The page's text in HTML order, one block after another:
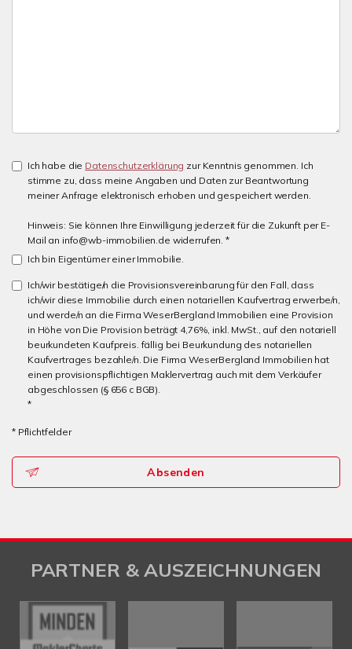
Ich habe die Datenschutzerklärung zur Kenntnis genommen. Ich
stimme zu, dass meine Angaben und Daten zur Beantwortung
meiner Anfrage elektronisch erhoben und gespeichert werden.
Hinweis: Sie können Ihre Einwilligung jederzeit für die Zukunft per E-
Mail an info@wb-immobilien.de widerrufen. *
Ich bin Eigentümer einer Immobilie.
Ich/wir bestätige/n die Provisionsvereinbarung für den Fall, dass
ich/wir diese Immobilie durch einen notariellen Kaufvertrag erwerbe/n,
und werde/n an die Firma WeserBergland Immobilien eine Provision
in Höhe von Die Provision beträgt 4,76%, inkl. MwSt., auf den notariell
beurkundeten Kaufpreis. fällig bei Beurkundung des notariellen
Kaufvertrages bezahle/n. Die Firma WeserBergland Immobilien hat
einen provisionspflichtigen Maklervertrag auch mit dem Verkäufer
abgeschlossen (§ 656 c BGB).
*
* Pflichtfelder
Absenden
PARTNER & AUSZEICHNUNGEN